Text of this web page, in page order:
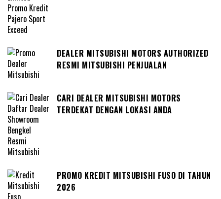
DEALER MITSUBISHI MOTORS AUTHORIZED
RESMI MITSUBISHI PENJUALAN
CARI DEALER MITSUBISHI MOTORS
TERDEKAT DENGAN LOKASI ANDA
PROMO KREDIT MITSUBISHI FUSO DI TAHUN
2026